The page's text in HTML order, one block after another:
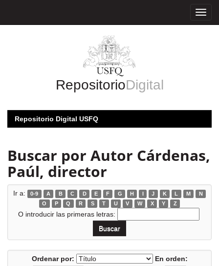
RepositorioDigital
Repositorio Digital USFQ
Buscar por Autor Cárdenas,
Paúl, director
Ir a: 0-9 A B C D E F G H I J K L M
N
O
P Q R S T U V W X Y Z
O introducir las primeras letras:
Ordenar por:
En orden: